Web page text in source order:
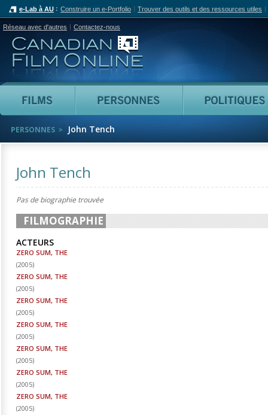
e-Lab à AU Construire un e-Portfolio Trouver des outils et des ressources utiles
Réseau avec d'autres Contactez-nous
Canadian Film Online
Films Personnes
PERSONNES John Tench
John Tench
Pas de biographie trouvée
FILMOGRAPHIE
ACTEURS
ZERO SUM, THE
(2005)
ZERO SUM, THE
(2005)
ZERO SUM, THE
(2005)
ZERO SUM, THE
(2005)
ZERO SUM, THE
(2005)
ZERO SUM, THE
(2005)
ZERO SUM, THE
(2005)